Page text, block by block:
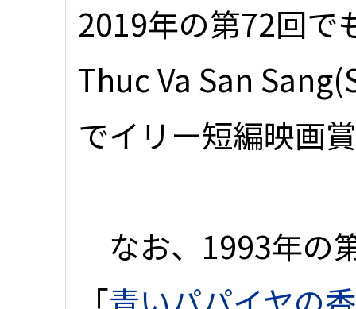
2019年の第72回で
Thuc Va San
でイリー短編映画
なお、1993年の